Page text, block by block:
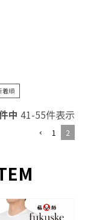
着順
中 41-55件表示
1 2